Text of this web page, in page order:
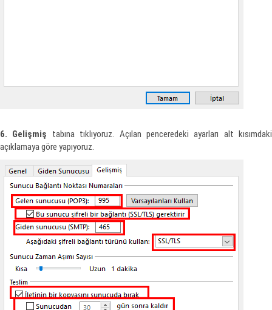
6. Gelişmiş tabına tıklıyoruz. Açılan penceredeki ayarları alt kısımdaki
açıklamaya göre yapıyoruz.